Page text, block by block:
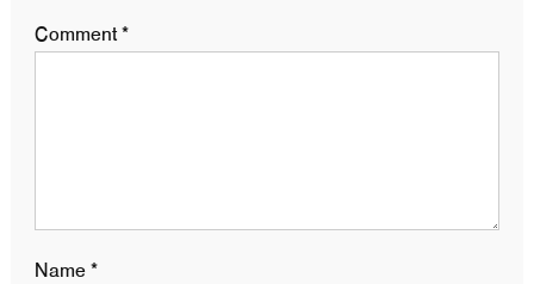
Comment*
Name*